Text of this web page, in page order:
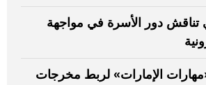
دور الأسرة في مواجهة
الإمارات» لربط مخرجات